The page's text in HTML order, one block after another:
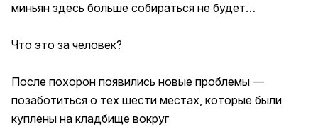
миньян здесь больше собираться не будет…
Что это за человек?
После похорон появились новые проблемы —
позаботиться о тех шести местах, которые были
куплены на кладбище вокруг